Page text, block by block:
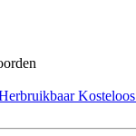
Kosteloos